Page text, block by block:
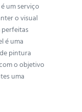
um serviço
o visual
perfeitas
é uma
pintura
o objetivo
uma